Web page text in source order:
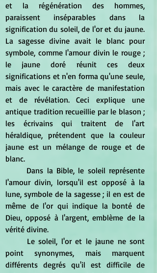
et la régénération des hommes,
paraissent inséparables dans la
signification du soleil, de l'or et du jaune.
La sagesse divine avait le blanc pour
symbole, comme l'amour divin le rouge ;
le jaune doré réunit ces deux
significations et n'en forma qu'une seule,
mais avec le caractère de manifestation
et de révélation. Ceci explique une
antique tradition recueillie par le blason ;
les écrivains qui traitent de l'art
héraldique, prétendent que la couleur
jaune est un mélange de rouge et de
blanc.
l'amour divin, lorsqu'il est opposé à la
lune, symbole de la sagesse ; il en est de
même de l'or qui indique la bonté de
Dieu, opposé à l'argent, emblème de la
vérité divine.
point synonymes, mais marquent
différents degrés qu'il est difficile de